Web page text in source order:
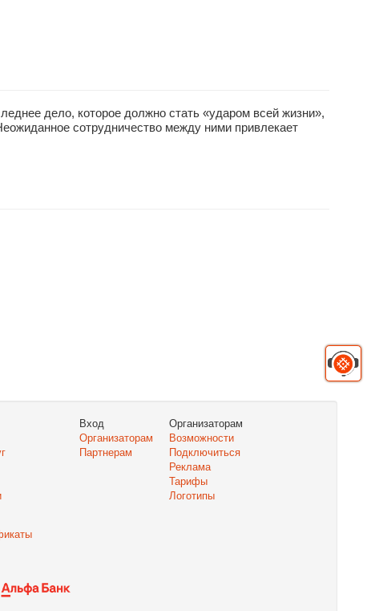
дело, которое должно стать «ударом всей жизни»,
сотрудничество между ними привлекает
Вход
Организаторам
Партнерам
Организаторам
Возможности
Подключиться
Реклама
Тарифы
Логотипы